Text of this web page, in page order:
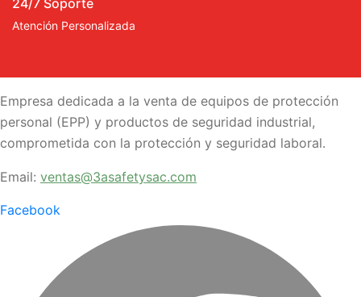
Atención Personalizada
Empresa dedicada a la venta de equipos de protección
personal (EPP) y productos de seguridad industrial,
comprometida con la protección y seguridad laboral.
Email: ventas@3asafetysac.com
Facebook